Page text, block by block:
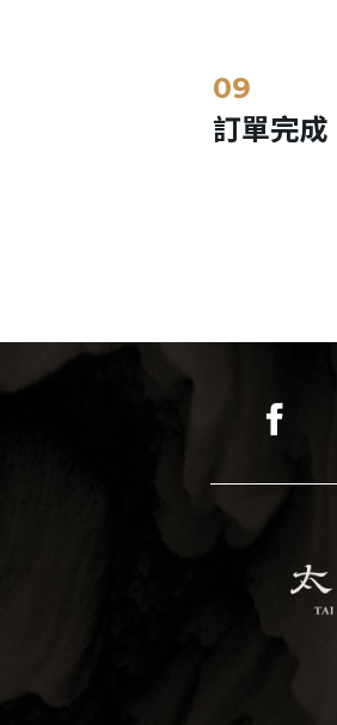
訂單完成